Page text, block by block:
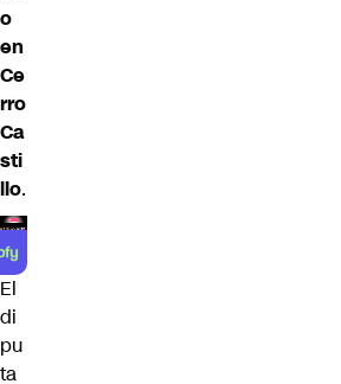
o
en
Ce
rro
Ca
sti
llo.
El
di
pu
ta